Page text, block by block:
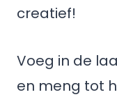
creatief!
Voeg in de
en meng tot